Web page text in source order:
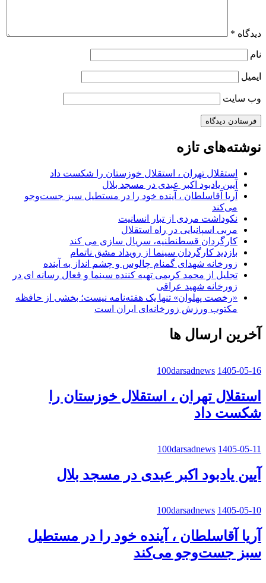
دیدگاه *
نام
ایمیل
وب‌ سایت
نوشته‌های تازه
استقلال تهران ، استقلال خوزستان را شکست داد
آیین یادبود اکبر عبدی در مسجد بلال
آریا آقاسلطان ، آینده خود را در مستطیل سبز جست‌وجو
می‌کند
نکوداشت مردی از تبار انسانیت
مربی اسپانیایی در راه استقلال
کارگردان قسطنطنیه، سریال سازی می کند
بازدید کارگردان سینما از رویداد مشق ناتمام
زورخانه شهدای گمنام چالوس و چشم انداز به آینده
تجلیل از محمد کریمی تهیه کننده سینما و فعال رسانه ای در
زورخانه شهید عراقی
«رخصت پهلوان» تنها یک هفته‌نامه نیست؛ بخشی از حافظه
مکتوب ورزش زورخانه‌ای ایران است
آخرین ارسال ها
100darsadnews 1405-05-16
استقلال تهران ، استقلال خوزستان را
شکست داد
100darsadnews 1405-05-11
آیین یادبود اکبر عبدی در مسجد بلال
100darsadnews 1405-05-10
آریا آقاسلطان ، آینده خود را در مستطیل
سبز جست‌وجو می‌کند